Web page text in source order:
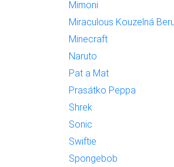
Mimoni
Miraculous Kouzelná
Minecraft
Naruto
Pat a Mat
Prasátko Peppa
Shrek
Sonic
Swiftie
Spongebob